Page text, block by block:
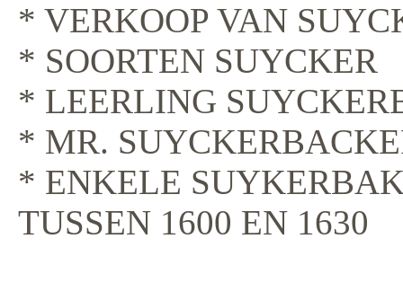
* VERKOOP VAN
* SOORTEN SUYCKER
* LEERLING
* MR.
* ENKELE
TUSSEN 1600 EN 1630